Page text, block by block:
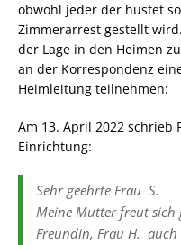
obwohl jeder der hustet
Zimmerarrest gestellt
der Lage in den Heimen
an der Korrespondenz
Heimleitung teilnehmen:
Am 13. April 2022 schrieb
Einrichtung:
Sehr geehrte Frau S.
Meine Mutter freut sich
Freundin, Frau H. auch